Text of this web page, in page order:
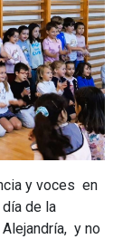
y voces en
de la
Alejandría, y no